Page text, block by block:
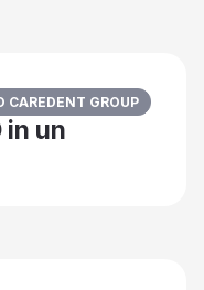
CAREDENT GROUP
in un